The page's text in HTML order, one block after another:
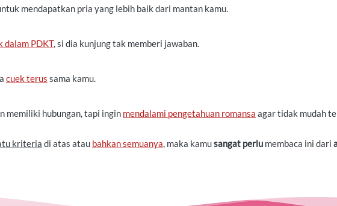
mendapatkan pria yang lebih baik dari mantan kamu.
dalam PDKT, si dia kunjung tak memberi jawaban.
cuek terus sama kamu.
memiliki hubungan, tapi ingin mendalami pengetahuan romansa agar tidak mudah
kriteria di atas atau bahkan semuanya, maka kamu sangat perlu membaca ini dari